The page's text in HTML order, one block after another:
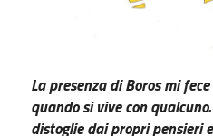
La presenza di Boros mi
quando si vive con
distoglie dai propri pensieri